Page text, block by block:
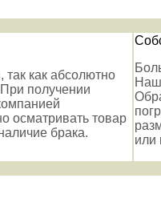
так как абсолютно
получении
осматривать товар
брака.
или